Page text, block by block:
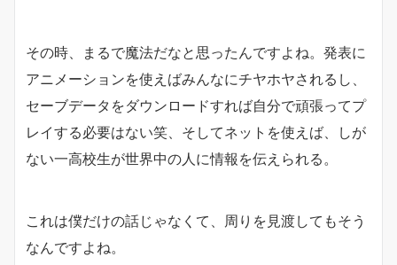
その時、まるで魔法だなと思ったんですよね。発表に
アニメーションを使えばみんなにチヤホヤされるし、
セーブデータをダウンロードすれば自分で頑張ってプ
レイする必要はない笑、そしてネットを使えば、しが
ない一高校生が世界中の人に情報を伝えられる。
これは僕だけの話じゃなくて、周りを見渡してもそう
なんですよね。